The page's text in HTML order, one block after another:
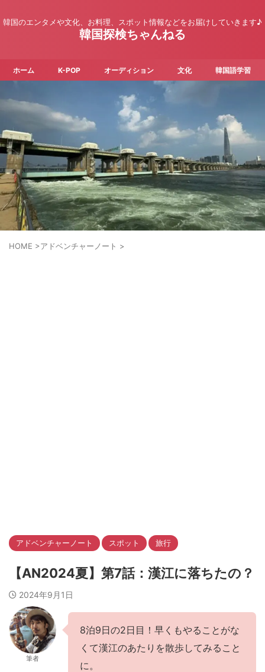
韓国のエンタメや文化、お料理、スポット情報などをお届けしていきます♪
韓国探検ちゃんねる
ホーム K-POP オーディション 文化 韓国語学習
HOME >アドベンチャーノート >
アドベンチャーノート スポット 旅行
【AN2024夏】第7話：漢江に落ちたの？
2024年9月1日
筆者
8泊9日の2日目！早くもやることがな
くて漢江のあたりを散歩してみること
に。